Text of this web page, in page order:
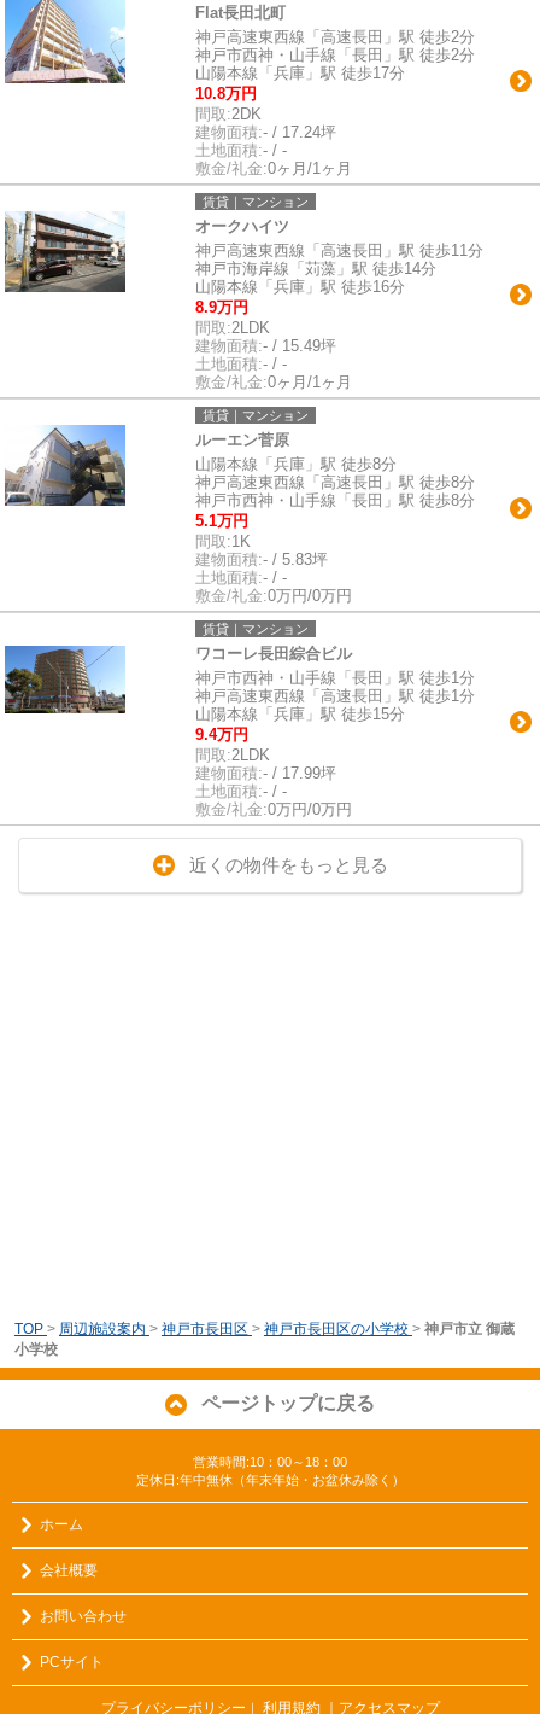
Flat長田北町
神戸高速東西線「高速長田」駅 徒歩2分
神戸市西神・山手線「長田」駅 徒歩2分
山陽本線「兵庫」駅 徒歩17分
10.8万円
間取:2DK
建物面積:- / 17.24坪
土地面積:- / -
敷金/礼金:0ヶ月/1ヶ月
賃貸｜マンション
オークハイツ
神戸高速東西線「高速長田」駅 徒歩11分
神戸市海岸線「苅藻」駅 徒歩14分
山陽本線「兵庫」駅 徒歩16分
8.9万円
間取:2LDK
建物面積:- / 15.49坪
土地面積:- / -
敷金/礼金:0ヶ月/1ヶ月
賃貸｜マンション
ルーエン菅原
山陽本線「兵庫」駅 徒歩8分
神戸高速東西線「高速長田」駅 徒歩8分
神戸市西神・山手線「長田」駅 徒歩8分
5.1万円
間取:1K
建物面積:- / 5.83坪
土地面積:- / -
敷金/礼金:0万円/0万円
賃貸｜マンション
ワコーレ長田綜合ビル
神戸市西神・山手線「長田」駅 徒歩1分
神戸高速東西線「高速長田」駅 徒歩1分
山陽本線「兵庫」駅 徒歩15分
9.4万円
間取:2LDK
建物面積:- / 17.99坪
土地面積:- / -
敷金/礼金:0万円/0万円
近くの物件をもっと見る
TOP > 周辺施設案内 > 神戸市長田区 > 神戸市長田区の小学校 > 神戸市立 御蔵
小学校
ページトップに戻る
営業時間:10：00～18：00
定休日:年中無休（年末年始・お盆休み除く）
ホーム
会社概要
お問い合わせ
PCサイト
プライバシーポリシー ｜ 利用規約 ｜アクセスマップ